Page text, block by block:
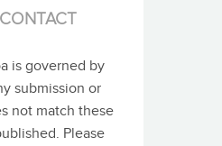
is governed by
submission or
not match these
Please